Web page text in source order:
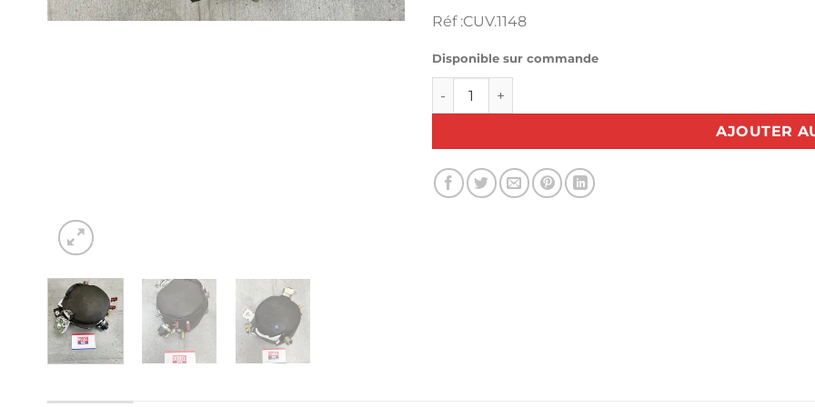
Réf :CUV.1148
Disponible sur commande
quantité de Cuve complète de table à repasser SINGER
AJOUTER